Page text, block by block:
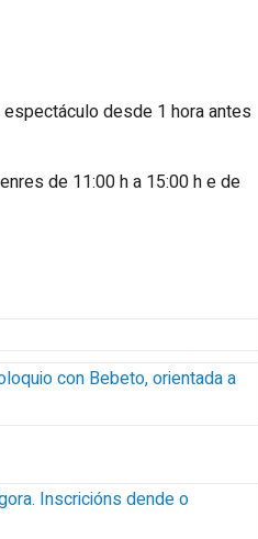
desde 1 hora antes
de 11:00 h a 15:00 h e de
con Bebeto, orientada a
. Inscricións dende o